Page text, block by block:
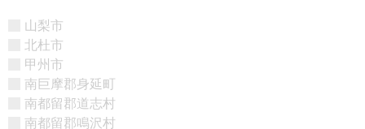
山梨市
北杜市
甲州市
南巨摩郡身延町
南都留郡道志村
南都留郡鳴沢村